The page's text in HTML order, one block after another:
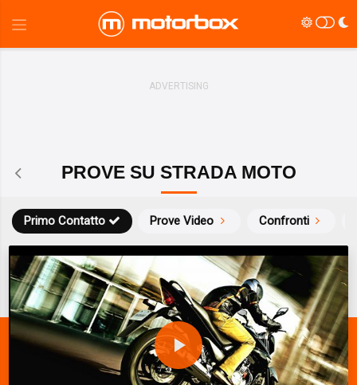
PROVE SU STRADA MOTO
Prove Video Confronti
Primo Contatto
P